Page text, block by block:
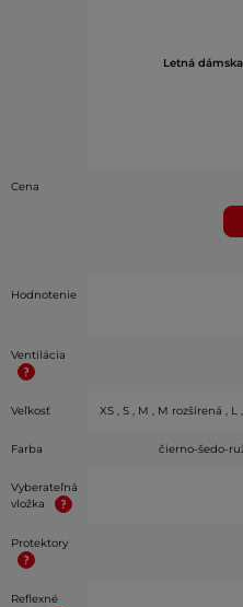
Letná
Cena
Hodnotenie
Ventilácia
Veľkosť XS , S , M , M rozšírená ,
Farba čierno-šedo-
Vyberateľná
vložka
Protektory
Reflexné